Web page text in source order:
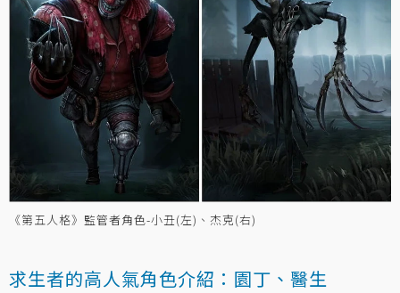
《第五人格》監管者角色-小丑(左)、杰克(右)
求生者的高人氣角色介紹：園丁、醫生